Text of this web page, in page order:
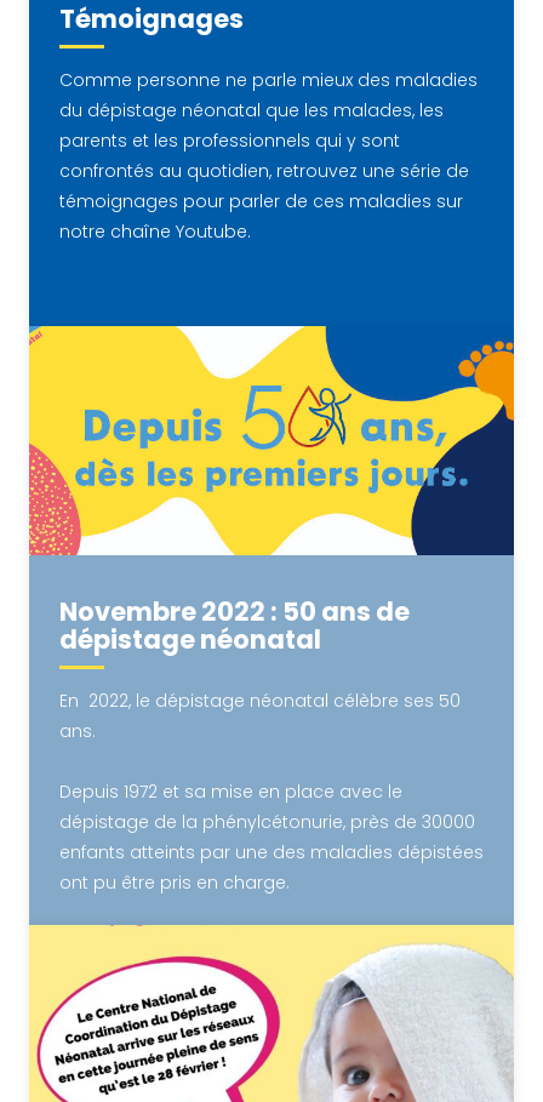
Témoignages
Comme personne ne parle mieux des maladies
du dépistage néonatal que les malades, les
parents et les professionnels qui y sont
confrontés au quotidien, retrouvez une série de
témoignages pour parler de ces maladies sur
notre chaîne Youtube.
Novembre 2022 : 50 ans de
dépistage néonatal
En 2022, le dépistage néonatal célèbre ses 50
ans.
Depuis 1972 et sa mise en place avec le
dépistage de la phénylcétonurie, près de 30000
enfants atteints par une des maladies dépistées
ont pu être pris en charge.